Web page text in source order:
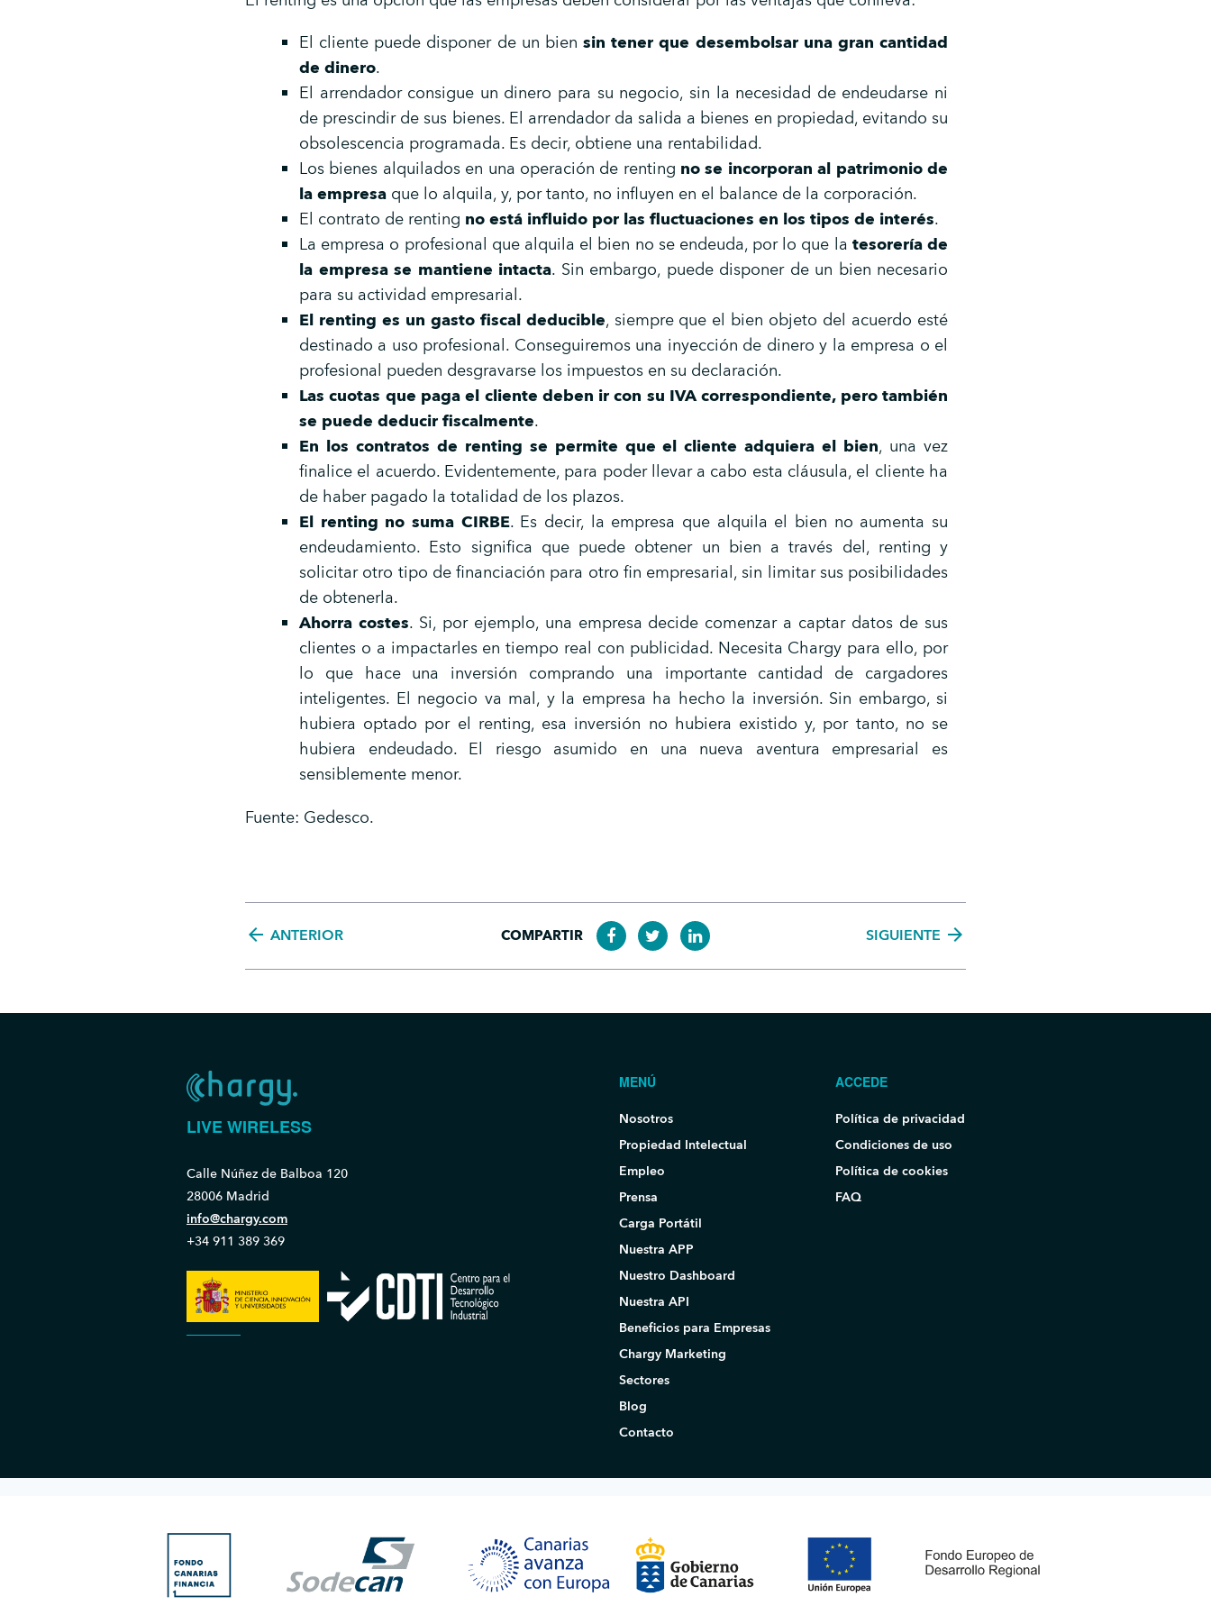
El cliente puede disponer de un biensin tener que desembolsar una gran cantidad
de dinero.
El arrendador consigue un dinero para su negocio, sin la necesidad de endeudarse ni
de prescindir de sus bienes. El arrendador da salida a bienes en propiedad, evitando su
obsolescencia programada. Es decir, obtiene una rentabilidad.
Los bienes alquilados en una operación de renting no se incorporan al patrimonio de
la empresa que lo alquila, y, por tanto, no influyen en el balance de la corporación.
El contrato de renting no está influido por las fluctuaciones en los tipos de interés.
La empresa o profesional que alquila el bien no se endeuda, por lo que la tesorería de
la empresa se mantiene intacta. Sin embargo, puede disponer de un bien necesario
para su actividad empresarial.
El renting es un gasto fiscal deducible, siempre que el bien objeto del acuerdo esté
destinado a uso profesional. Conseguiremos una inyección de dinero y la empresa o el
profesional pueden desgravarse los impuestos en su declaración.
Las cuotas que paga el cliente deben ir con su IVA correspondiente, pero también
se puede deducir fiscalmente.
En los contratos de renting se permite que el cliente adquiera el bien, una vez
finalice el acuerdo. Evidentemente, para poder llevar a cabo esta cláusula, el cliente ha
de haber pagado la totalidad de los plazos.
El renting no suma CIRBE. Es decir, la empresa que alquila el bien no aumenta su
endeudamiento. Esto significa que puede obtener un bien a través del, renting y
solicitar otro tipo de financiación para otro fin empresarial, sin limitar sus posibilidades
de obtenerla.
Ahorra costes. Si, por ejemplo, una empresa decide comenzar a captar datos de sus
clientes o a impactarles en tiempo real con publicidad. Necesita Chargy para ello, por
lo que hace una inversión comprando una importante cantidad de cargadores
inteligentes. El negocio va mal, y la empresa ha hecho la inversión. Sin embargo, si
hubiera optado por el renting, esa inversión no hubiera existido y, por tanto, no se
hubiera endeudado. El riesgo asumido en una nueva aventura empresarial es
sensiblemente menor.
Fuente: Gedesco.
arrow_back ANTERIOR COMPARTIR SIGUIENTE arrow_forward
LIVE WIRELESS
Calle Núñez de Balboa 120
28006 Madrid
info@chargy.com
+34 911 389 369
MENÚ
Nosotros
Propiedad Intelectual
Empleo
Prensa
Carga Portátil
Nuestra APP
Nuestro Dashboard
Nuestra API
Beneficios para Empresas
Chargy Marketing
Sectores
Blog
Contacto
ACCEDE
Política de privacidad
Condiciones de uso
Política de cookies
FAQ